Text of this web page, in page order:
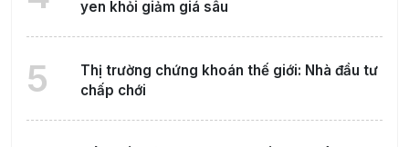
yen khỏi giảm giá sâu
5
Thị trường chứng khoán thế giới: Nhà đầu tư
chấp chới